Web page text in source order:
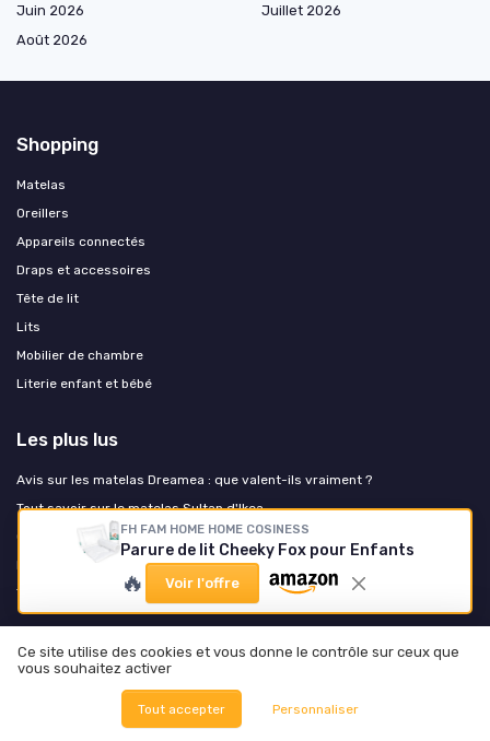
FH FAM HOME HOME COSINESS
Parure de lit Cheeky Fox pour Enfants
🔥 Voir l'offre
Juin 2026
Juillet 2026
Août 2026
Shopping
Matelas
Oreillers
Appareils connectés
Draps et accessoires
Tête de lit
Lits
Mobilier de chambre
Literie enfant et bébé
Les plus lus
Avis sur les matelas Dreamea : que valent-ils vraiment ?
Tout savoir sur le matelas Sultan d'Ikea
Comment identifier les traces de punaises de lit sur votre matelas
Matelas bultex avantages inconvénients
Tout savoir sur le matelas Malvik d'Ikea
Les derniers articles
Comment choisir un drap housse 160x200 pour un confort durable et un
sommeil réparateur
Ce site utilise des cookies et vous donne le contrôle sur ceux que
vous souhaitez activer
Tout accepter Personnaliser